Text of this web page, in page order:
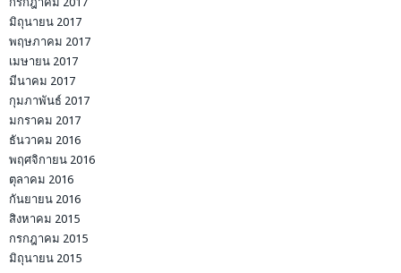
มิถุนายน 2017
พฤษภาคม 2017
เมษายน 2017
มีนาคม 2017
กุมภาพันธ์ 2017
มกราคม 2017
ธันวาคม 2016
พฤศจิกายน 2016
ตุลาคม 2016
กันยายน 2016
สิงหาคม 2015
กรกฎาคม 2015
มิถุนายน 2015